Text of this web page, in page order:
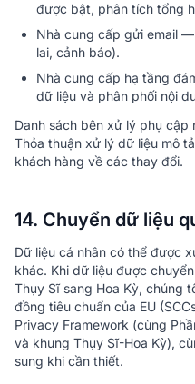
được bật, phân tích tổng
Nhà cung cấp gửi email
lai, cảnh báo).
Nhà cung cấp hạ tầng
dữ liệu và phân phối nội
Danh sách bên xử lý phụ cập
Thỏa thuận xử lý dữ liệu mô
khách hàng về các thay đổi.
14. Chuyển dữ liệu
Dữ liệu cá nhân có thể được
khác. Khi dữ liệu được
Thụy Sĩ sang Hoa Kỳ, chúng
đồng tiêu chuẩn của EU
Privacy Framework (cùng
và khung Thụy Sĩ-Hoa Kỳ),
sung khi cần thiết.